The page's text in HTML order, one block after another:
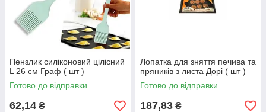
Пензлик силіконовий цілісний
L 26 cм Граф ( шт )
Готово до відправки
62,14 ₴
Лопатка для зняття печива та
пряників з листа Дорі ( шт )
Готово до відправки
187,83 ₴